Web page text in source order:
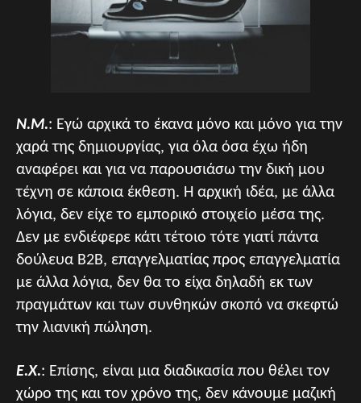
Ν.Μ.: Εγώ αρχικά το έκανα μόνο και μόνο για την
χαρά της δημιουργίας, για όλα όσα έχω ήδη
αναφέρει και για να παρουσιάσω την δική μου
τέχνη σε κάποια έκθεση. Η αρχική ιδέα, με άλλα
λόγια, δεν είχε το εμπορικό στοιχείο μέσα της.
Δεν με ενδιέφερε κάτι τέτοιο τότε γιατί πάντα
δούλευα B2B, επαγγελματίας προς επαγγελματία
με άλλα λόγια, δεν θα το είχα δηλαδή εκ των
πραγμάτων και των συνθηκών σκοπό να σκεφτώ
την λιανική πώληση.
Ε.Χ.: Επίσης, είναι μια διαδικασία που θέλει τον
χώρο της και τον χρόνο της, δεν κάνουμε μαζική